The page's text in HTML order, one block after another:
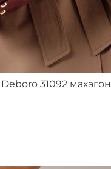
31092 махагон